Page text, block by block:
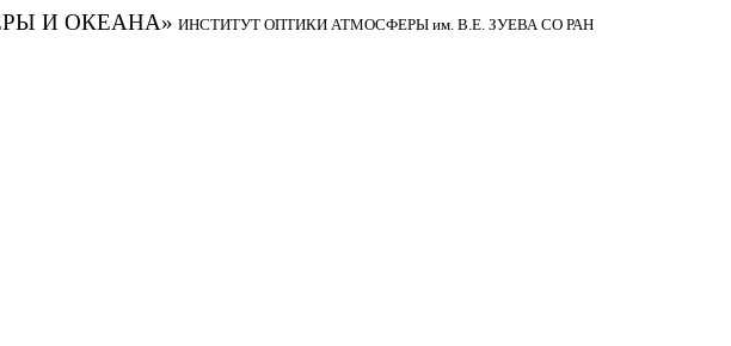
И ОКЕАНА» ИНСТИТУТ ОПТИКИ АТМОСФЕРЫ им. В.Е. ЗУЕВА СО РАН